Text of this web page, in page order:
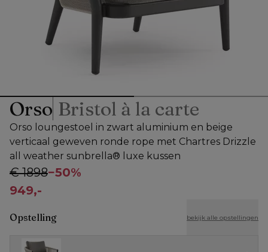
Orso Bristol à la carte
Orso loungestoel in zwart aluminium en beige
verticaal geweven ronde rope met Chartres Drizzle
all weather sunbrella® luxe kussen
€ 1898−50%
949,-
Opstelling bekijk alle opstellingen